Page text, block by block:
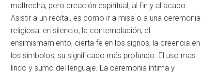
maltrecha, pero creación espiritual, al fin y al acabo.
Asistir a un recital, es como ir a misa o a una ceremonia
religiosa: en silencio, la contemplación, el
ensimismamiento, cierta fe en los signos, la creencia en
los símbolos, su significado más profundo. El uso mas
lindo y sumo del lenguaje. La ceremonia íntima y